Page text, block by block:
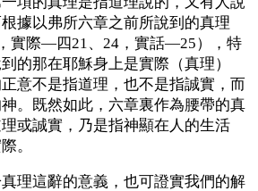
據以弗所六章之前所說到的真理
實際—四21、24，實話—25），特
的那在耶穌身上是實際（真理）
意不是指道理，也不是指誠實，而
。既然如此，六章裏作為腰帶的真
或誠實，乃是指神顯在人的生活
。
理這辭的意義，也可證實我們的解